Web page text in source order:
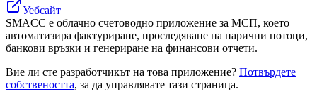
Уебсайт
SMACC е облачно счетоводно приложение за МСП, което
автоматизира фактуриране, проследяване на парични потоци,
банкови връзки и генериране на финансови отчети.
Вие ли сте разработчикът на това приложение? Потвърдете
собствеността, за да управлявате тази страница.